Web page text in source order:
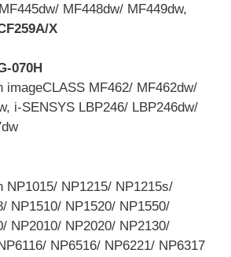
MF448dw/ MF449dw,
X
070H
imageCLASS MF462/ MF462dw/
i-SENSYS LBP246/ LBP246dw/
NP1015/ NP1215/ NP1215s/
NP1510/ NP1520/ NP1550/
NP2010/ NP2020/ NP2130/
NP6516/ NP6221/ NP6317